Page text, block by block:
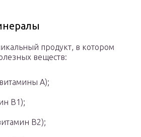
продукт, в котором
веществ:
А);
В1);
В2);